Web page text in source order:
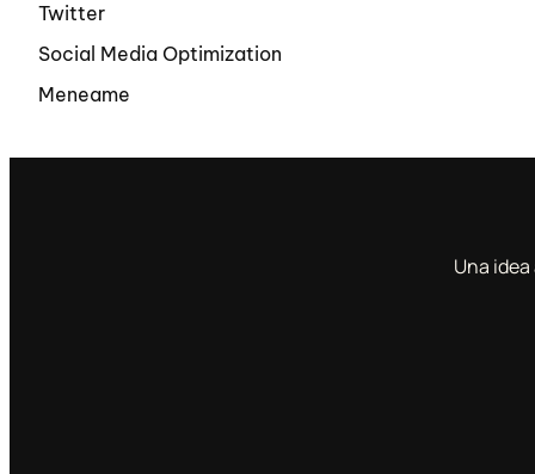
Twitter
Social Media Optimization
Meneame
Una